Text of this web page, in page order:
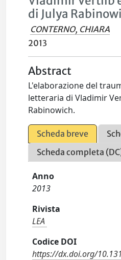
di Julya
CONTERNO, CHIARA
2013
Abstract
L'elaborazione del
letteraria di Vladimir
Rabinowich.
Scheda breve
Scheda completa
Anno
2013
Rivista
LEA
Codice DOI
https://dx.doi.org/